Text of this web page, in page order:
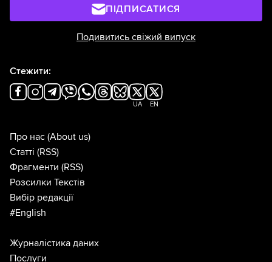
ПІДПИСАТИСЯ
Подивитись свіжий випуск
Стежити:
UA EN
Про нас (About us)
Статті (RSS)
Фрагменти (RSS)
Розсилки Текстів
Вибір редакції
#English
Журналістика даних
Послуги